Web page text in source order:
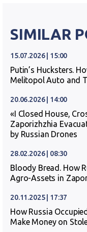
SIMILAR
15.07.2026 | 15:00
Putin’s Hucksters.
Melitopol Auto and
20.06.2026 | 14:00
«I Closed House,
Zaporizhzhia
by Russian Drones
28.02.2026 | 08:30
Bloody Bread. How
Agro-Assets in
20.11.2025 | 17:37
How Russia
Make Money on